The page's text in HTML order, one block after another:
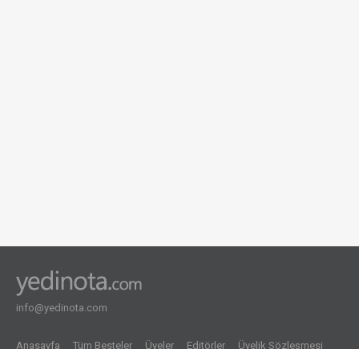
info@yedinota.com
Anasayfa Tüm Besteler Üyeler Editörler Üyelik Sözleşmesi